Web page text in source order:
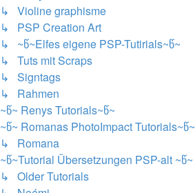
↳ Violine graphisme
↳ PSP Creation Art
↳ ~წ~Elfes eigene PSP-Tutirials~წ~
↳ Tuts mit Scraps
↳ Signtags
↳ Rahmen
~წ~ Renys Tutorials~წ~
~წ~ Romanas PhotoImpact Tutorials~წ~
↳ Romana
~წ~Tutorial Übersetzungen PSP-alt ~წ~
↳ Older Tutorials